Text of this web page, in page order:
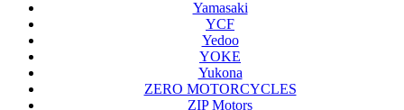
Yamasaki
YCF
Yedoo
YOKE
Yukona
ZERO MOTORCYCLES
ZIP Motors